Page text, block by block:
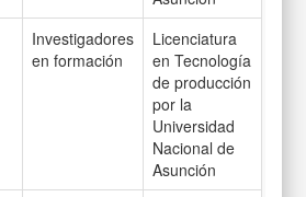
Investigadores
en formación
Licenciatura
en Tecnología
de producción
por la
Universidad
Nacional de
Asunción